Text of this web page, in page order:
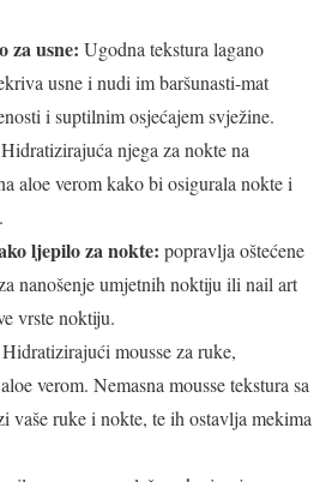
za usne: Ugodna tekstura lagano
usne i nudi im baršunasti-mat
i suptilnim osjećajem svježine.
Hidratizirajuća njega za nokte na
aloe verom kako bi osigurala nokte i
ljepilo za nokte: popravlja oštećene
nanošenje umjetnih noktiju ili nail art
vrste noktiju.
Hidratizirajući mousse za ruke,
verom. Nemasna mousse tekstura sa
vaše ruke i nokte, te ih ostavlja mekima